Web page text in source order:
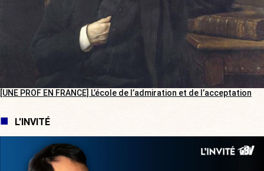
[UNE PROF EN FRANCE] L’école de l’admiration et de l’acceptation
L'INVITÉ